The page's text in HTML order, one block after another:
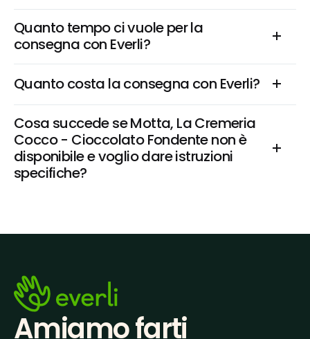
Quanto tempo ci vuole per la
consegna con Everli?
Quanto costa la consegna con Everli?
Cosa succede se Motta, La Cremeria
Cocco - Cioccolato Fondente non è
disponibile e voglio dare istruzioni
specifiche?
Amiamo farti